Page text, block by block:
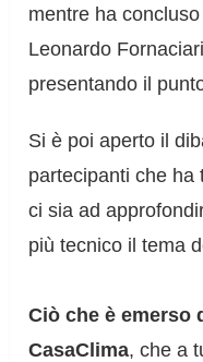
mentre ha
Leonardo
presentando il
Si è poi aperto il
partecipanti che ha
ci sia ad
più tecnico il tema
Ciò che è emerso
CasaClima, che a